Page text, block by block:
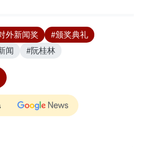
外新闻奖
#颁奖典礼
闻 #阮桂林